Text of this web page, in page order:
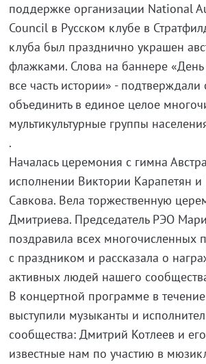
поддержке организации National
Council в Русском клубе в
клуба был празднично украшен
флажками. Слова на баннере
все часть истории» - подтверждали
объединить в единое целое
мультикультурные группы
.
Началась церемония с гимна
исполнении Виктории Карапетян и
Савкова. Вела торжественную
Дмитриева. Председатель РЭО
поздравила всех многочисленных
с праздником и рассказала о
активных людей нашего
В концертной программе в
выступили музыканты и
сообщества: Дмитрий Котлеев и
известные нам по участию в